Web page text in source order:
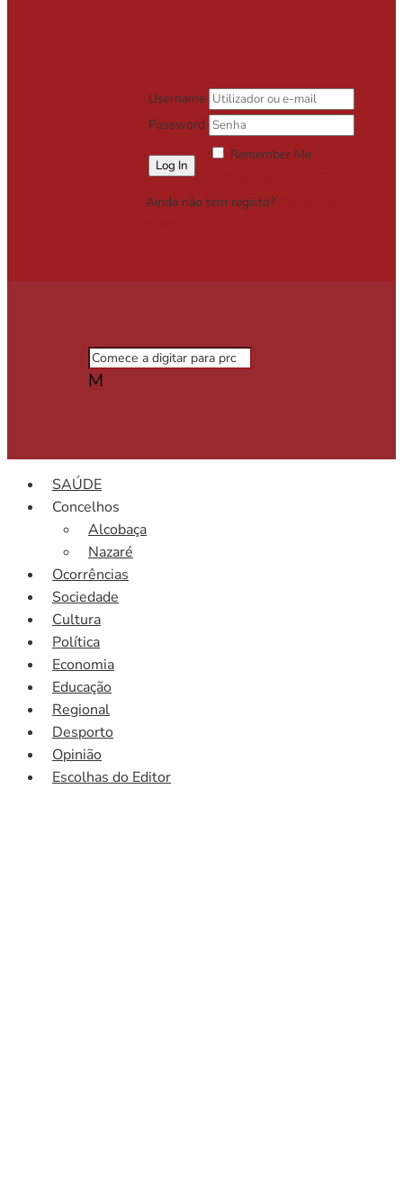
Username
Password
Remember Me
Ainda não tem registo?
M
SAÚDE
Concelhos
Alcobaça
Nazaré
Ocorrências
Sociedade
Cultura
Política
Economia
Educação
Regional
Desporto
Opinião
Escolhas do Editor